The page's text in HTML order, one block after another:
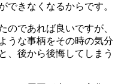
できなくなるからです。
のであれば良いですが、
うな事柄をその時の気分
、後から後悔してしまう